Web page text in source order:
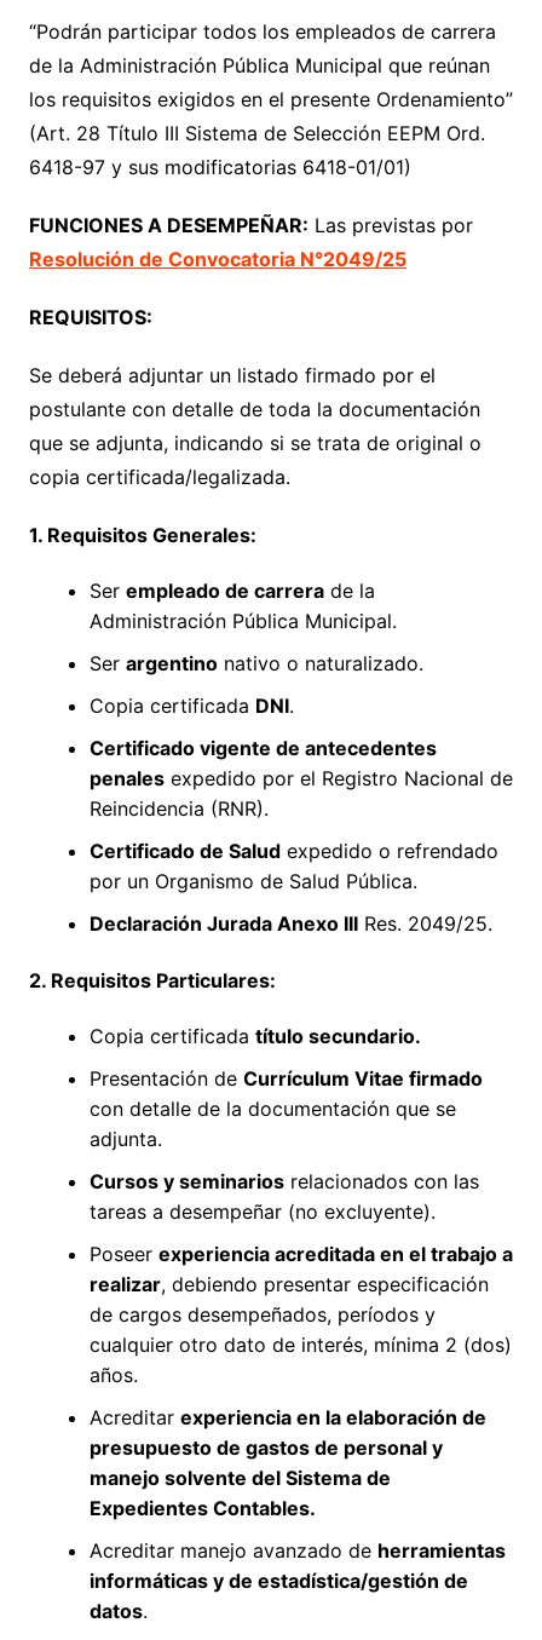
“Podrán participar todos los empleados de carrera
de la Administración Pública Municipal que reúnan
los requisitos exigidos en el presente Ordenamiento”
(Art. 28 Título III Sistema de Selección EEPM Ord.
6418-97 y sus modificatorias 6418-01/01)
FUNCIONES A DESEMPEÑAR: Las previstas por
Resolución de Convocatoria N°2049/25
REQUISITOS:
Se deberá adjuntar un listado firmado por el
postulante con detalle de toda la documentación
que se adjunta, indicando si se trata de original o
copia certificada/legalizada.
1. Requisitos Generales:
Ser empleado de carrerade la
Administración Pública Municipal.
Ser argentinonativo o naturalizado.
Copia certificada DNI.
Certificado vigente de antecedentes
penalesexpedido por el Registro Nacional de
Reincidencia (RNR).
Certificado de Saludexpedido o refrendado
por un Organismo de Salud Pública.
Declaración Jurada Anexo IIIRes. 2049/25.
2. Requisitos Particulares:
Copia certificada título secundario.
Presentación de Currículum Vitae firmado
con detalle de la documentación que se
adjunta.
Cursos y seminariosrelacionados con las
tareas a desempeñar (no excluyente).
Poseer experiencia acreditada en el trabajo a
realizar, debiendo presentar especificación
de cargos desempeñados, períodos y
cualquier otro dato de interés, mínima 2 (dos)
años.
Acreditar experiencia en la elaboración de
presupuesto de gastos de personal y
manejo solvente del Sistema de
Expedientes Contables.
Acreditar manejo avanzado de herramientas
informáticas y de estadística/gestión de
datos.